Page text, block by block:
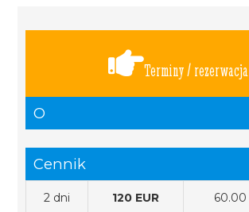
Terminy / rezerwacja
O
Cennik
2 dni 120 EUR 60.00